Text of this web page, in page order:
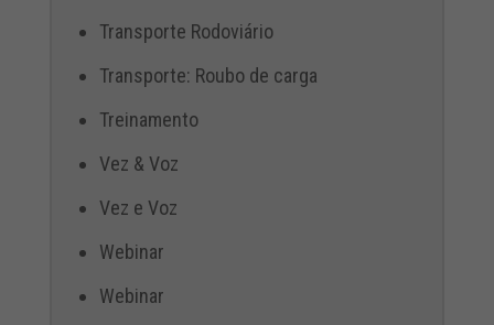
Transporte Rodoviário
Transporte: Roubo de carga
Treinamento
Vez & Voz
Vez e Voz
Webinar
Webinar